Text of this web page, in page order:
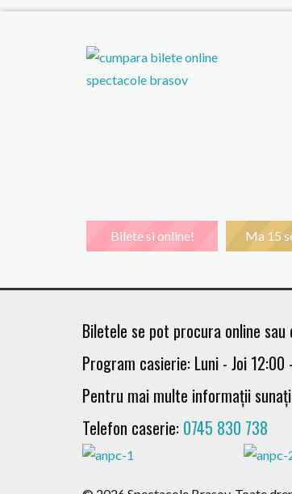
Bilete si online! Ma 15
Du 11 oct 19:30 Lu 12
Biletele se pot procura online
Program casierie: Luni - Joi 12:00
Pentru mai multe informații
Telefon caserie: 0745 830 738